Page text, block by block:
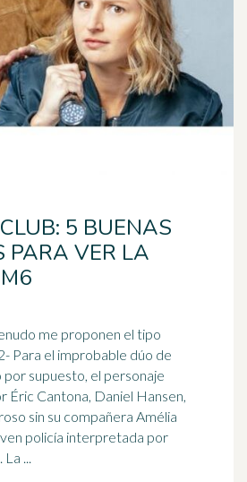
5 BUENAS
PARA VER LA
me proponen el tipo
Para el improbable dúo de
supuesto, el personaje
Éric Cantona, Daniel Hansen,
sin su compañera Amélia
policía interpretada por
...